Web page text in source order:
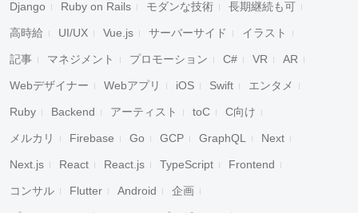
Django Ruby on Rails モダンな技術 長期継続も可
高時給 UI/UX Vue.js サーバーサイド イラスト
記事 マネジメント プロモーション C# VR AR
Webデザイナー Webアプリ iOS Swift エンタメ
Ruby Backend アーティスト toC C向け
メルカリ Firebase Go GCP GraphQL Next
Next.js React React.js TypeScript Frontend
コンサル Flutter Android 企画